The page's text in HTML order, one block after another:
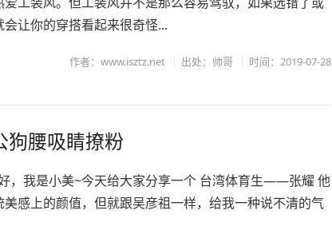
让你的穿搭看起来很奇怪...
作者：www.isztz.net 出处：帅哥 时间：2019-07-28
狗腰吸睛撩粉
，我是小美~今天给大家分享一个 台湾体育生——张耀 他
美感上的颜值，但就跟吴彦祖一样，给我一种说不清的气